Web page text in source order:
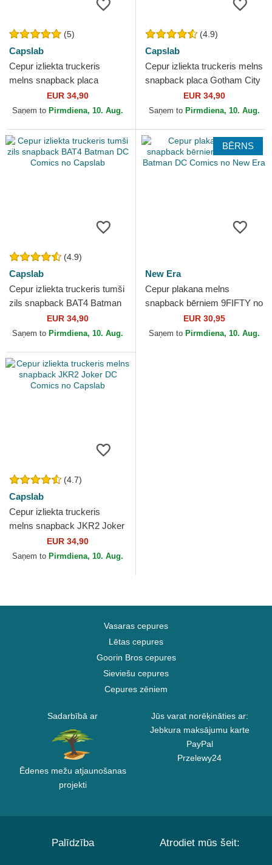
(5)
Capslab
Cepur izliekta truckeris
melns snapback placa
Gotham City DC6 BATP1
Batman DC Comics no
EUR 34,90
Saņem to Pirmdiena, 10. Aug.
(4.9)
Capslab
Cepur izliekta truckeris melns
snapback placa Gotham City
BATP1 Batman DC Comics
no Capslab
EUR 34,90
Saņem to Pirmdiena, 10. Aug.
(4.9)
Capslab
Cepur izliekta truckeris tumši
zils snapback BAT4 Batman
DC Comics no Capslab
EUR 34,90
Saņem to Pirmdiena, 10. Aug.
BĒRNS
New Era
Cepur plakana melns
snapback bērniem 9FIFTY no
Batman DC Comics no New
Era
EUR 30,95
Saņem to Pirmdiena, 10. Aug.
(4.7)
Capslab
Cepur izliekta truckeris
melns snapback JKR2 Joker
DC Comics no Capslab
EUR 34,90
Saņem to Pirmdiena, 10. Aug.
Vasaras cepures
Lētas cepures
Goorin Bros cepures
Sieviešu cepures
Cepures zēniem
Sadarbībā ar
Ēdenes mežu atjaunošanas
projekti
Jūs varat norēķināties ar:
Jebkura maksājumu karte
PayPal
Przelewy24
Palīdzība Atrodiet mūs šeit: